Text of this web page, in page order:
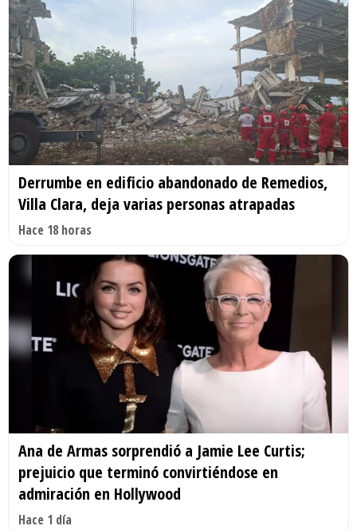
Derrumbe en edificio abandonado de Remedios,
Villa Clara, deja varias personas atrapadas
Hace 18 horas
Ana de Armas sorprendió a Jamie Lee Curtis;
prejuicio que terminó convirtiéndose en
admiración en Hollywood
Hace 1 día